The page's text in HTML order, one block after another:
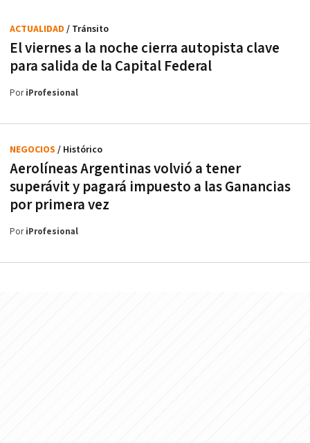
El viernes a la noche cierra autopista clave
para salida de la Capital Federal
ACTUALIDAD / Tránsito
PoriProfesional
Aerolíneas Argentinas volvió a tener
superávit y pagará impuesto a las Ganancias
por primera vez
NEGOCIOS / Histórico
PoriProfesional